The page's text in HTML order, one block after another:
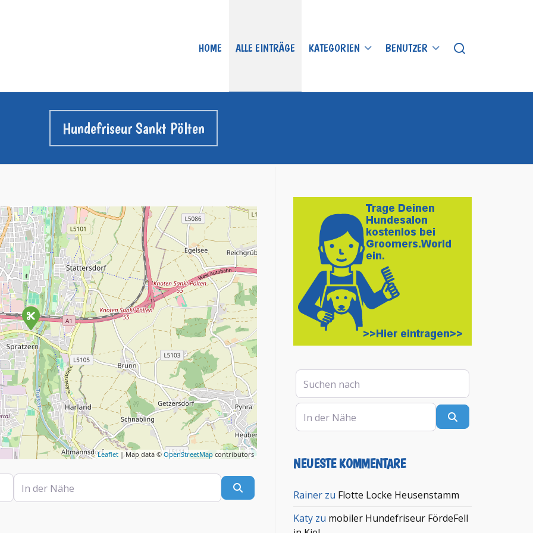
HOME ALLE EINTRÄGE KATEGORIEN BENUTZER
Hundefriseur Sankt Pölten
Leaflet | Map data ©OpenStreetMap contributors
In der Nähe
Suchen nach
In der Nähe
NEUESTE KOMMENTARE
Rainer zu Flotte Locke Heusenstamm
Katy zu mobiler Hundefriseur FördeFell